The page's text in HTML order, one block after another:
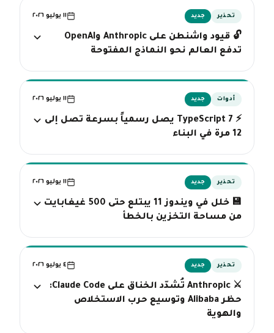
تحذير جديد ١١ يوليو ٢٠٢٦
🔓 قيود واشنطن على Anthropic وOpenAI
تدفع العالم نحو النماذج المفتوحة
أدوات جديد ١١ يوليو ٢٠٢٦
⚡ TypeScript 7 يصل رسمياً بسرعة تصل إلى
12 مرة في البناء
تحذير جديد ١١ يوليو ٢٠٢٦
💾 خلل في ويندوز 11 يبتلع حتى 500 غيغابايت
من مساحة التخزين بالخطأ
تحذير جديد ٤ يوليو ٢٠٢٦
⚔️ Anthropic تُشدّد الخناق على Claude Code:
حظر Alibaba وتوسيع حرب الاستخلاص
والهوية